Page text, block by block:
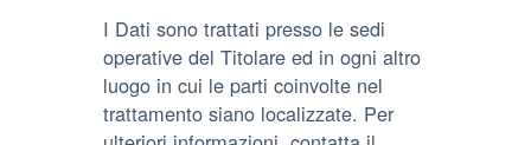
I Dati sono trattati presso le sedi
operative del Titolare ed in ogni altro
luogo in cui le parti coinvolte nel
trattamento siano localizzate. Per